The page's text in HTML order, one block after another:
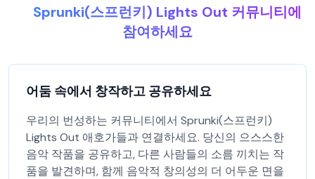
Sprunki(스프런키) Lights Out 커뮤니티에
참여하세요
어둠 속에서 창작하고 공유하세요
우리의 번성하는 커뮤니티에서 Sprunki(스프런키)
Lights Out 애호가들과 연결하세요. 당신의 으스스한
음악 작품을 공유하고, 다른 사람들의 소름 끼치는 작
품을 발견하며, 함께 음악적 창의성의 더 어두운 면을